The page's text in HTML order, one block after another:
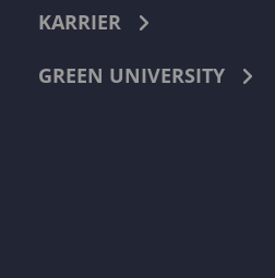
KARRIER
GREEN UNIVERSITY